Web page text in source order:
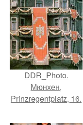
DDR_Photo.
Мюнхен,
Prinzregentplatz, 16.